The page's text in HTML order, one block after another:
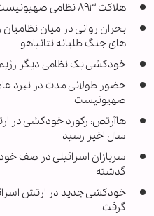
هلاکت ۸۹۳ نظامی صهیونیست از آغاز حمله به غزه
بحران روانی در میان
های جنگ طلبانه نتانیاهو
خودکشی یک نظامی دیگر
حضور طولانی مدت در نبرد
صهیونیست
سال اخیر رسید
گذشته
خودکشی جدید در ارتش
گرفت